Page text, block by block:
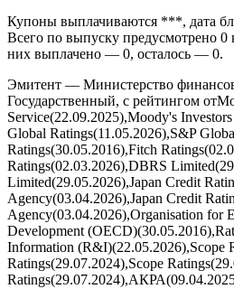
Купоны выплачиваются ***, дата
Всего по выпуску предусмотрено
них выплачено — 0, осталось — 0.
Эмитент — Министерство
Государственный, с рейтингом
Service(22.09.2025),Moody's
Global Ratings(11.05.2026),S&P
Ratings(30.05.2016),Fitch
Ratings(02.03.2026),DBRS
Limited(29.05.2026),Japan Credit
Agency(03.04.2026),Japan Credit
Agency(03.04.2026),Organisation for
Development
Information (R&I)(22.05.2026),Scope
Ratings(29.07.2024),Scope